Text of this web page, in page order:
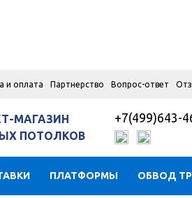
и оплата Партнерство Вопрос-ответ
МАГАЗИН
ПОТОЛКОВ
+7(499)643-
ПЛАТФОРМЫ ОБВОД